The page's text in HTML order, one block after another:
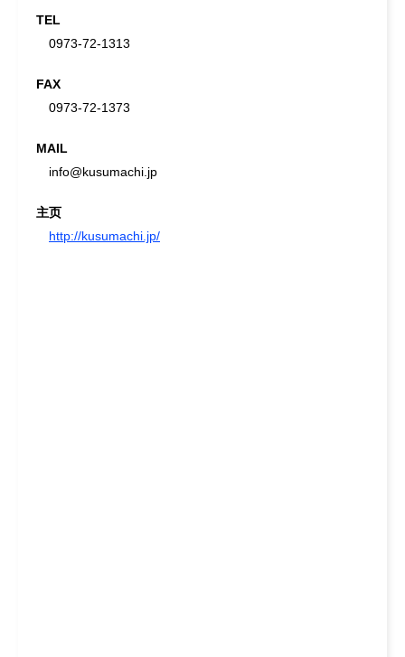
TEL
0973-72-1313
FAX
0973-72-1373
MAIL
info@kusumachi.jp
主页
http://kusumachi.jp/